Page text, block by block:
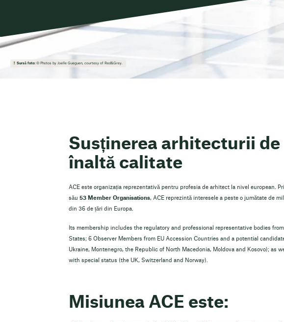
Sursă foto:© Photos by Joelle Gueguen, courtesy of Red&Grey.
Susținerea arhitecturii de
înaltă calitate
ACE este organizația reprezentativă pentru profesia de arhitect la nivel european.
său 53 Member Organisations, ACE reprezintă interesele a peste o jumătate de
din 36 de țări din Europa.
Its membership includes the regulatory and professional representative bodies
States; 6 Observer Members from EU Accession Countries and a potential
Ukraine, Montenegro, the Republic of North Macedonia, Moldova and Kosovo); as
with special status (the UK, Switzerland and Norway).
Misiunea ACE este: